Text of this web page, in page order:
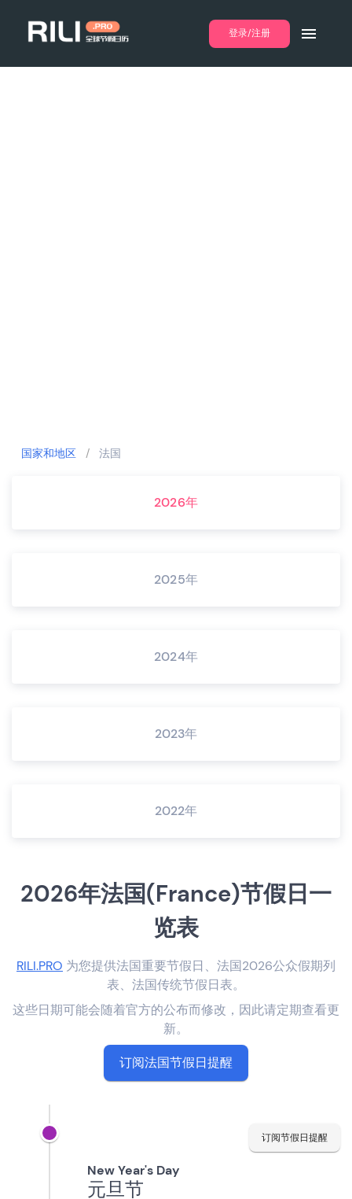
登录/注册
国家和地区 / 法国
2026年
2025年
2024年
2023年
2022年
2026年法国(France)节假日一
览表
RILI.PRO 为您提供法国重要节假日、法国2026公众假期列
表、法国传统节假日表。
这些日期可能会随着官方的公布而修改，因此请定期查看更
新。
订阅法国节假日提醒
订阅节假日提醒
New Year's Day
元旦节